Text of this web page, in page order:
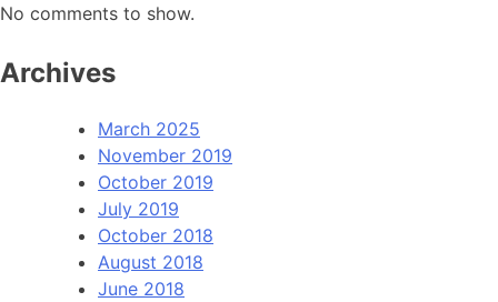
No comments to show.
Archives
March 2025
November 2019
October 2019
July 2019
October 2018
August 2018
June 2018